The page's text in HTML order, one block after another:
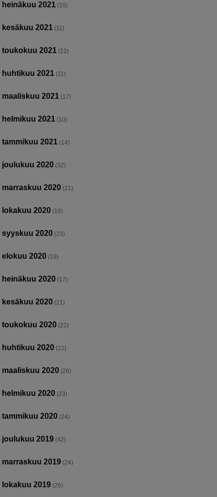
heinäkuu 2021 (10)
kesäkuu 2021 (11)
toukokuu 2021 (12)
huhtikuu 2021 (11)
maaliskuu 2021 (17)
helmikuu 2021 (10)
tammikuu 2021 (14)
joulukuu 2020 (32)
marraskuu 2020 (21)
lokakuu 2020 (18)
syyskuu 2020 (23)
elokuu 2020 (19)
heinäkuu 2020 (17)
kesäkuu 2020 (21)
toukokuu 2020 (22)
huhtikuu 2020 (22)
maaliskuu 2020 (26)
helmikuu 2020 (23)
tammikuu 2020 (24)
joulukuu 2019 (42)
marraskuu 2019 (24)
lokakuu 2019 (26)